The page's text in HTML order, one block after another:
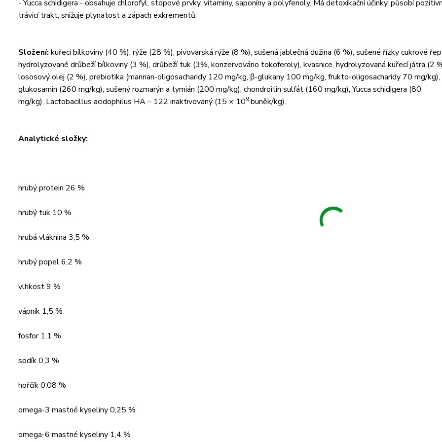
- Yucca schidigera - obsahuje chlorofyl, stopové prvky, vitaminy, saponíny a polyfenoly. Má detoxikační účinky, působí
trávicí trakt, snižuje plynatost a zápach exkrementů.
Složení: kuřecí bílkoviny (40 %), rýže (28 %), pivovarská rýže (8 %), sušená jablečná dužina (6 %), sušené řízky cukrové
hydrolyzované drůbeží bílkoviny (3 %), drůbeží tuk (3%, konzervováno tokoferoly), kvasnice, hydrolyzovaná kuřecí játra (2
lososový olej (2 %), prebiotika (mannan-oligosacharidy 120 mg/kg, β-glukany 100 mg/kg, frukto-oligosacharidy 70 mg/kg),
glukosamin (260 mg/kg), sušený rozmarýn a tymián (200 mg/kg), chondroitin sulfát (160 mg/kg), Yucca schidigera (80
mg/kg), Lactobacillus acidophilus HA – 122 inaktivovaný (15 × 109buněk/kg).
Analytické složky:
hrubý protein 26 %
hrubý tuk 10 %
hrubá vláknina 3,5 %
hrubý popel 6,2 %
vlhkost 9 %
vápník 1,5 %
fosfor 1,1 %
sodík 0,3 %
hořčík 0,08 %
omega-3 mastné kyseliny 0,25 %
omega-6 mastné kyseliny 1,4 %